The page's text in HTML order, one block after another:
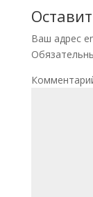
Ваш адрес